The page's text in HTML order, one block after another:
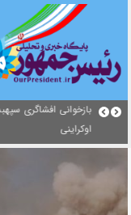
ای/ فصل پنجم: حفظ
بازخوانی افشاگری
اوکراینی